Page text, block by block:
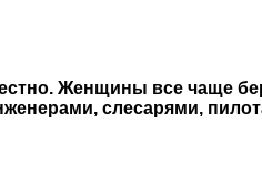
Женщины всe чаще
слесарями,